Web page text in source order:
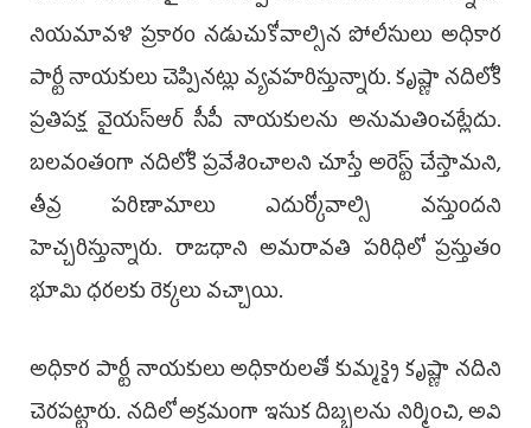
నియమావళి ప్రకారం నడుచుకోవాల్సిన పోలీసులు అధికార
పార్టీ నాయకులు చెప్పినట్లు వ్యవహరిస్తున్నారు. కృష్ణా నదిలోకి
ప్రతిపక్ష వైయ‌స్ఆర్‌ సీపీ నాయకులను అనుమతించట్లేదు.
బలవంతంగా నదిలోకి ప్రవేశించాలని చూస్తే అరెస్ట్‌ చేస్తామని,
తీవ్ర పరిణామాలు ఎదుర్కోవాల్సి వస్తుందని
హెచ్చరిస్తున్నారు. రాజధాని అమరావతి పరిధిలో ప్రస్తుతం
భూమి ధరలకు రెక్కలు వచ్చాయి.
అధికార పార్టీ నాయకులు అధికారులతో కుమ్మక్కై కృష్ణా నదిని
చెరపట్టారు. నదిలో అక్రమంగా ఇసుక దిబ్బలను నిర్మించి, అవి